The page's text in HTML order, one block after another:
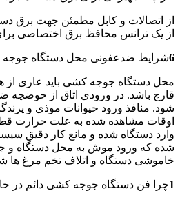
از اتصالات و کابل مطمئن جهت برق
از یک ترانس محافظ برق اختصاصی
6شرایط ضدعفونی محل دستگاه
محل دستگاه جوجه کشی باید عاری از
قارچ باشد. در ورودی اتاق از حوضچه
شود. منافذ ورود حیوانات موذی و
اوقات مشاهده شده به علت حرارت
وارد دستگاه شده و مانع کار دقیق
شده که ورود موش به محل دستگاه و
خاموشی دستگاه و اتلاف تخم مرغ ها
1چرا فن دستگاه جوجه کشی دائم در